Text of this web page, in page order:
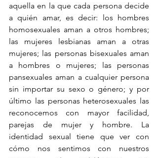
aquella en la que cada persona decide
a quién amar, es decir: los hombres
homosexuales aman a otros hombres;
las mujeres lesbianas aman a otras
mujeres; las personas bisexuales aman
a hombres o mujeres; las personas
pansexuales aman a cualquier persona
sin importar su sexo o género; y por
último las personas heterosexuales las
reconocemos con mayor facilidad,
parejas de mujer y hombre. La
identidad sexual tiene que ver con
cómo nos sentimos con nuestros